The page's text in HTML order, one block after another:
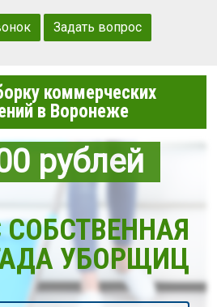
Задать вопрос
коммерческих
в Воронеже
рублей
УБОРЩИЦ